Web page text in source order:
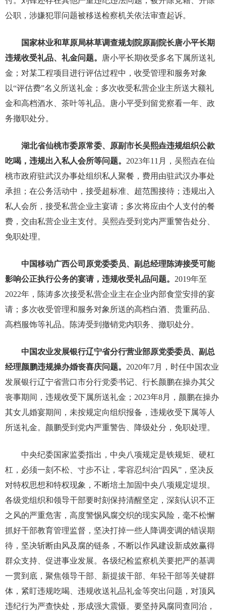
公职，涉嫌犯罪问题被移送检察机关依法审查起诉。
国家林业和草原局林草调查规划院原副院长唐小平长期
违规收受礼品、礼金问题。
唐小平长期收受多名下属所送礼
金；对某工程项目进行评估过程中，收受管理和服务对象
以“评估费”名义所送礼金；多次收受私营企业主所送大额礼
金和高档酒水、茶叶等礼品。唐小平受到留党察看一年、政
务撤职处分。
湖北省仙桃市委原常委、原副市长吴熙垚违规组织公款
吃喝，违规出入私人会所等问题。 2023年11月，吴熙垚在仙
桃市政府驻武汉办事处组织私人聚餐，费用由驻武汉办事处
承担；在公务活动中，接受超标准、超范围接待；违规出入
私人会所，接受私营企业主宴请；多次将应由个人支付的餐
费，交由私营企业主支付。吴熙垚受到党内严重警告处分、
免职处理。
中国移动广西公司原党委委员、副总经理陈涛接受可能
影响公正执行公务的宴请，违规收受礼品问题。 2019年至
2022年，陈涛多次接受私营企业主在企业内部食堂安排的宴
请；多次收受管理和服务对象所送的高档白酒、贵重药品、
高档服饰等礼品。陈涛受到撤销党内职务、撤职处分。
中国农业发展银行辽宁省分行营业部原党委委员、副总
经理颜鹏违规操办婚丧喜庆问题。 2020年7月，时任中国农业
发展银行辽宁省营口市分行党委书记、行长颜鹏在操办其父
丧事期间，违规收受下属所送礼金；2023年8月，颜鹏在操办
其女儿婚宴期间，未按规定向组织报备，违规收受下属等人
所送礼金。颜鹏受到党内严重警告、降级处分，免职处理。
中央纪委国家监委指出，中央八项规定是铁规矩、硬杠
杠，必须一刻不松、寸步不让，零容忍纠治“四风”，坚决反
对特权思想和特权现象，不断培土加固中央八项规定堤坝。
各级党组织和领导干部要时刻保持清醒坚定，深刻认识不正
之风的严重危害，高度警惕风腐交织的现实风险，毫不松懈
抓好干部教育管理监督，坚决打掉一些人降调变调的错误期
待，坚决斩断由风及腐的链条，不断以作风建设新成效赢得
群众支持、促进事业发展。各级纪检监察机关要把严的基调
一贯到底，聚焦领导干部、新提拔干部、年轻干部等关键群
体，紧盯违规吃喝、违规收送礼品礼金等突出问题，对顶风
违纪行为严查快处，形成强大震慑。要坚持风腐同查同治，